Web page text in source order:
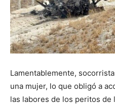
Lamentablemente,
una mujer, lo que obligó a
las labores de los peritos de